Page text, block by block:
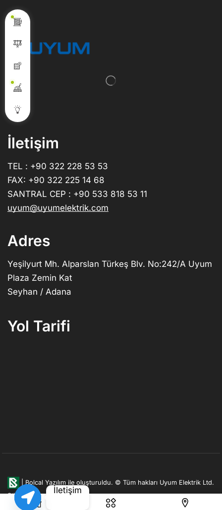
İletişim
TEL : +90 322 228 53 53
FAX: +90 322 225 14 68
SANTRAL CEP : +90 533 818 53 11
uyum@uyumelektrik.com
Adres
Yeşilyurt Mh. Alparslan Türkeş Blv. No:242/A Uyum
Plaza Zemin Kat
Seyhan / Adana
Yol Tarifi
Bolcal Yazılım ile oluşturuldu. © Tüm hakları Uyum Elektrik Ltd.
Şti. firmasına aittir.
İletişim